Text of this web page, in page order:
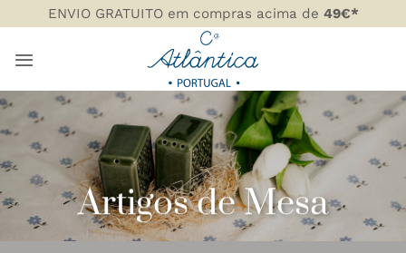
to
content
ENVIO GRATUITO em compras acima de 49€*
Artigos de Mesa